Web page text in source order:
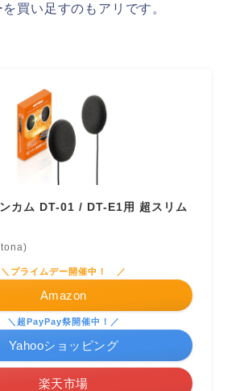
買い足すのもアリです。
カム DT-01 / DT-E1用 超スリム
＼プライムデー開催中！ ／
Amazon
楽天市場
＼超PayPay祭開催中！／
Yahooショッピング